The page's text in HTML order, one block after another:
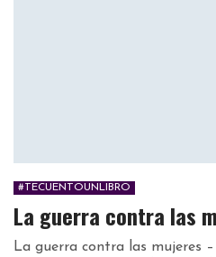
#TECUENTOUNLIBRO
La guerra contra las
La guerra contra las mujeres